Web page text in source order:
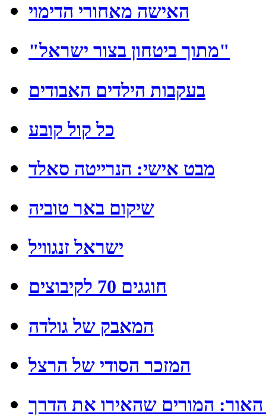
האישה מאחורי הדימוי
"מתוך ביטחון בצור ישראל"
בעקבות הילדים האבודים
כל קול קובע
מבט אישי: הנרייטה סאלד
שיקום באר טוביה
ישראל זנגוויל
חוגגים 70 לקיבוצים
המאבק של גולדה
המזכר הסודי של הרצל
האור: המורים שהאירו את הדרך